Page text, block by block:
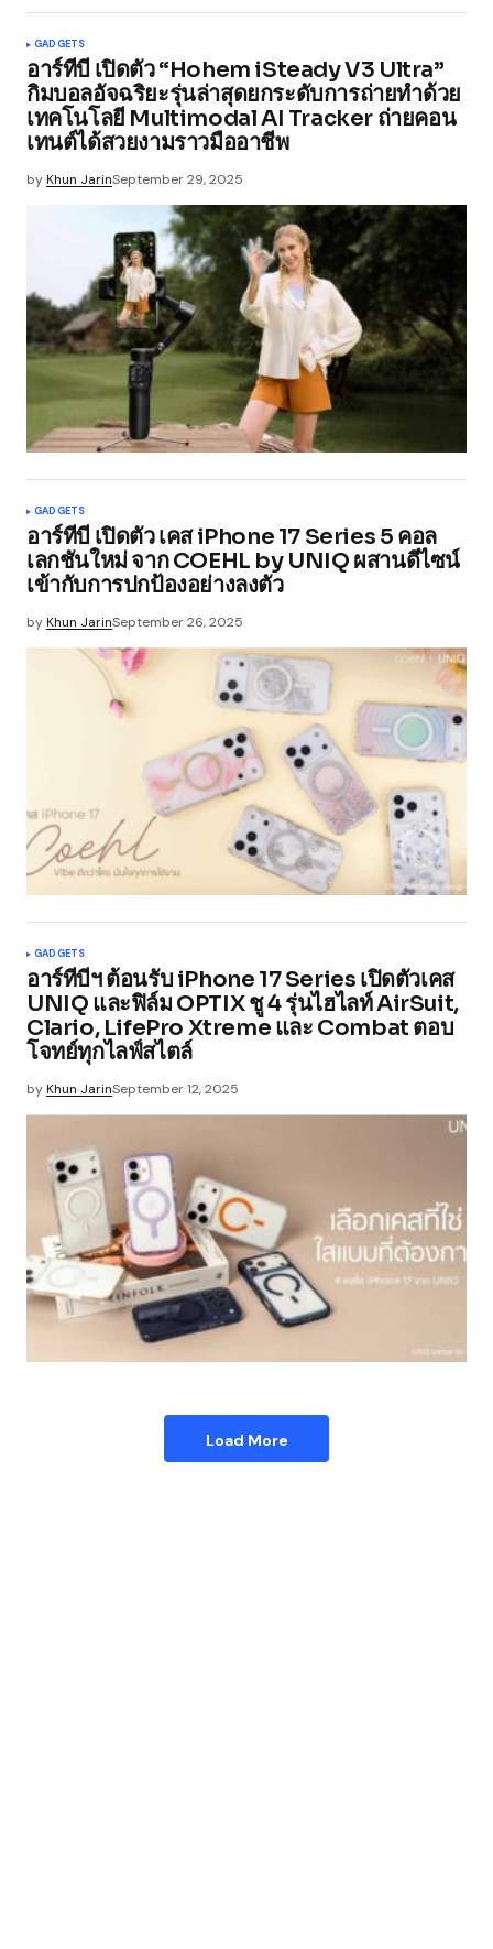
GADGETS
อาร์ทีบี เปิดตัว “Hohem iSteady V3 Ultra”
กิมบอลอัจฉริยะรุ่นล่าสุดยกระดับการถ่ายทำด้วย
เทคโนโลยี Multimodal AI Tracker ถ่ายคอน
เทนต์ได้สวยงามราวมืออาชีพ
byKhun JarinSeptember 29, 2025
GADGETS
อาร์ทีบี เปิดตัว เคส iPhone 17 Series 5 คอล
เลกชันใหม่ จาก COEHL by UNIQ ผสานดีไซน์
เข้ากับการปกป้องอย่างลงตัว
byKhun JarinSeptember 26, 2025
GADGETS
อาร์ทีบีฯ ต้อนรับ iPhone 17 Series เปิดตัวเคส
UNIQ และฟิล์ม OPTIX ชู 4 รุ่นไฮไลท์ AirSuit,
Clario, LifePro Xtreme และ Combat ตอบ
โจทย์ทุกไลฟ์สไตล์
byKhun JarinSeptember 12, 2025
Load More